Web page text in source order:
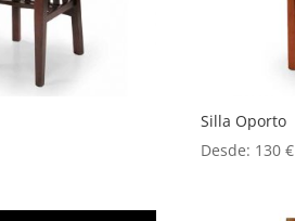
Silla Oporto
Desde: 130€